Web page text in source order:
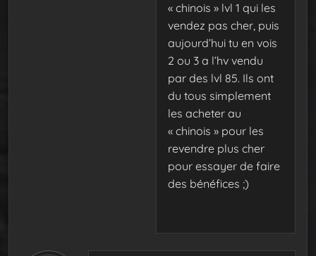
« chinois » lvl 1 qui les
vendez pas cher, puis
aujourd’hui tu en vois
2 ou 3 a l’hv vendu
par des lvl 85. Ils ont
du tous simplement
les acheter au
« chinois » pour les
revendre plus cher
pour essayer de faire
des bénéfices ;)